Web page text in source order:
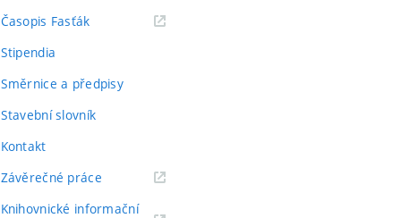
Časopis Fasťák(externí
Stipendia
Směrnice a předpisy
Stavební slovník
Kontakt
Závěrečné práce(externí
Knihovnické informační